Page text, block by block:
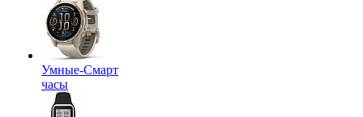
Умные-Смарт
часы